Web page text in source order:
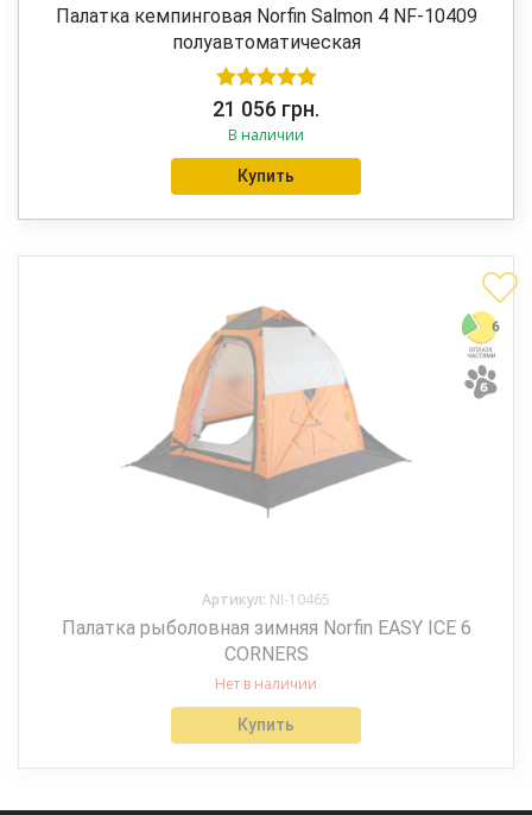
Палатка кемпинговая Norfin Salmon 4 NF-10409
полуавтоматическая
Оценка 5.00
из 5
21 056 грн.
В наличии
Купить
Артикул: NI-10465
Палатка рыболовная зимняя Norfin EASY ICE 6
CORNERS
Нет в наличии
Купить